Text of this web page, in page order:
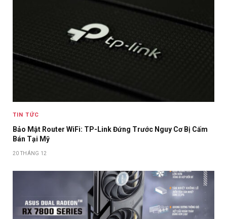
TIN TỨC
Bảo Mật Router WiFi: TP-Link Đứng Trước Nguy Cơ Bị Cấm
Bán Tại Mỹ
20 THÁNG 12